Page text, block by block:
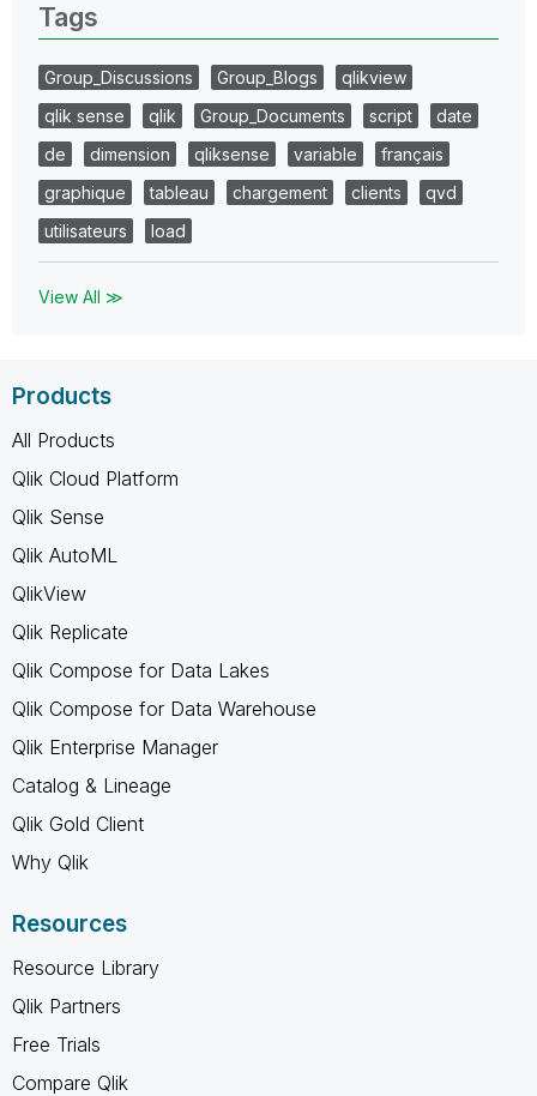
Tags
Group_Discussions Group_Blogs
qlikview
qlik sense
qlik Group_Documents script
date
de
dimension qliksense variable
français
graphique
tableau chargement clients
qvd
utilisateurs
load
View All ≫
Products
All Products
Qlik Cloud Platform
Qlik Sense
Qlik AutoML
QlikView
Qlik Replicate
Qlik Compose for Data Lakes
Qlik Compose for Data Warehouse
Qlik Enterprise Manager
Catalog & Lineage
Qlik Gold Client
Why Qlik
Resources
Resource Library
Qlik Partners
Free Trials
Compare Qlik